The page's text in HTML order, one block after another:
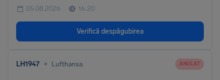
05.08.2026 16:20
Verifică despăgubirea
LH1947 • Lufthansa ANULAT